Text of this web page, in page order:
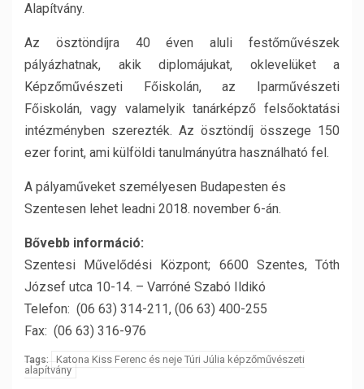
Alapítvány.
Az ösztöndíjra 40 éven aluli festőművészek
pályázhatnak, akik diplomájukat, oklevelüket a
Képzőművészeti Főiskolán, az Iparművészeti
Főiskolán, vagy valamelyik tanárképző felsőoktatási
intézményben szerezték. Az ösztöndíj összege 150
ezer forint, ami külföldi tanulmányútra használható fel.
A pályaműveket személyesen Budapesten és
Szentesen lehet leadni 2018. november 6-án.
Bővebb információ:
Szentesi Művelődési Központ; 6600 Szentes, Tóth
József utca 10-14. – Varróné Szabó Ildikó
Telefon: (06 63) 314-211, (06 63) 400-255
Fax: (06 63) 316-976
Tags:
Katona Kiss Ferenc és neje Túri Júlia képzőművészeti
alapítvány